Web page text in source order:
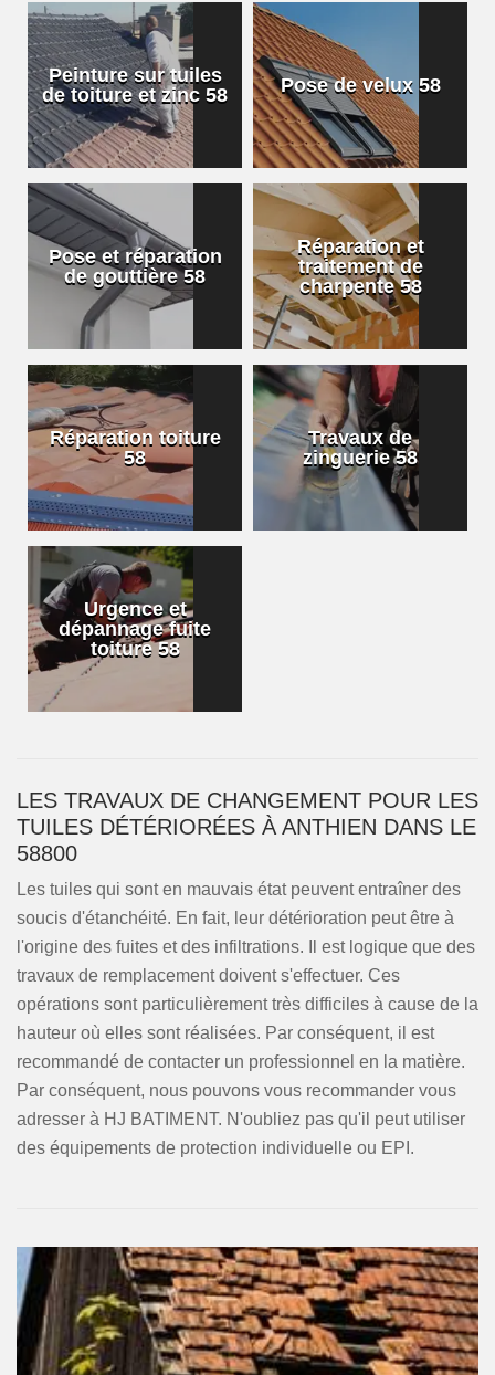
Peinture sur tuiles
de toiture et zinc 58
Pose de velux 58
Pose et réparation
de gouttière 58
Réparation et
traitement de
charpente 58
Réparation toiture
58
Travaux de
zinguerie 58
Urgence et
dépannage fuite
toiture 58
LES TRAVAUX DE CHANGEMENT POUR LES
TUILES DÉTÉRIORÉES À ANTHIEN DANS LE
58800
Les tuiles qui sont en mauvais état peuvent entraîner des
soucis d'étanchéité. En fait, leur détérioration peut être à
l'origine des fuites et des infiltrations. Il est logique que des
travaux de remplacement doivent s'effectuer. Ces
opérations sont particulièrement très difficiles à cause de la
hauteur où elles sont réalisées. Par conséquent, il est
recommandé de contacter un professionnel en la matière.
Par conséquent, nous pouvons vous recommander vous
adresser à HJ BATIMENT. N'oubliez pas qu'il peut utiliser
des équipements de protection individuelle ou EPI.